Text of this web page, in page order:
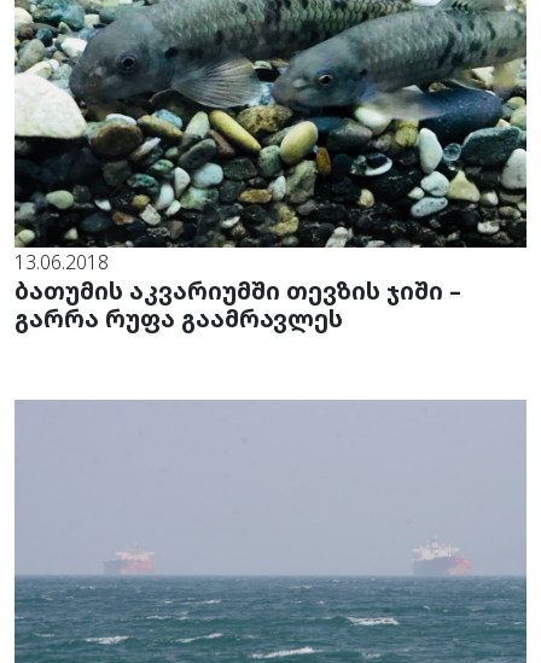
13.06.2018
ბათუმის აკვარიუმში თევზის ჯიში –
გარრა რუფა გაამრავლეს